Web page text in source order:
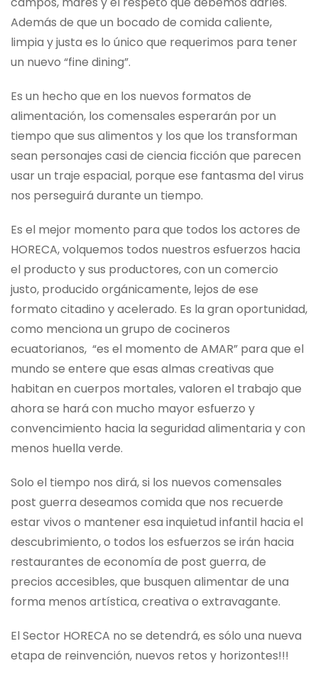
Además de que un bocado de comida caliente,
limpia y justa es lo único que requerimos para tener
un nuevo “fine dining”.
Es un hecho que en los nuevos formatos de
alimentación, los comensales esperarán por un
tiempo que sus alimentos y los que los transforman
sean personajes casi de ciencia ficción que parecen
usar un traje espacial, porque ese fantasma del virus
nos perseguirá durante un tiempo.
Es el mejor momento para que todos los actores de
HORECA, volquemos todos nuestros esfuerzos hacia
el producto y sus productores, con un comercio
justo, producido orgánicamente, lejos de ese
formato citadino y acelerado. Es la gran oportunidad,
como menciona un grupo de cocineros
ecuatorianos, “es el momento de AMAR” para que el
mundo se entere que esas almas creativas que
habitan en cuerpos mortales, valoren el trabajo que
ahora se hará con mucho mayor esfuerzo y
convencimiento hacia la seguridad alimentaria y con
menos huella verde.
Solo el tiempo nos dirá, si los nuevos comensales
post guerra deseamos comida que nos recuerde
estar vivos o mantener esa inquietud infantil hacia el
descubrimiento, o todos los esfuerzos se irán hacia
restaurantes de economía de post guerra, de
precios accesibles, que busquen alimentar de una
forma menos artística, creativa o extravagante.
El Sector HORECA no se detendrá, es sólo una nueva
etapa de reinvención, nuevos retos y horizontes!!!